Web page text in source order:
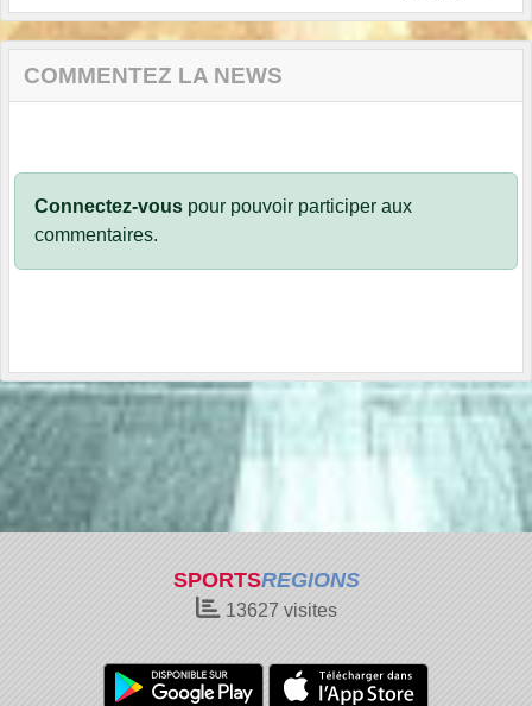
COMMENTEZ LA NEWS
Connectez-vous pour pouvoir participer aux
commentaires.
SPORTSREGIONS
13627 visites